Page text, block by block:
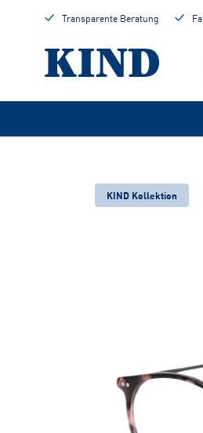
Transparente Beratung
KIND Kollektion